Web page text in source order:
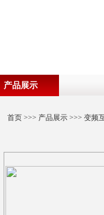
产品展示
首页>>> 产品展示>>> 变频